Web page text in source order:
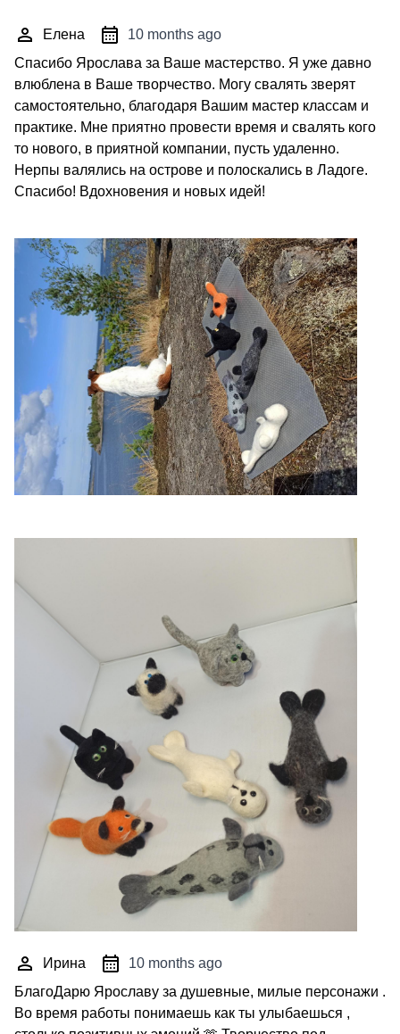
Елена
10 months ago
Спасибо Ярослава за Ваше мастерство. Я уже давно
влюблена в Ваше творчество. Могу свалять зверят
самостоятельно, благодаря Вашим мастер классам и
практике. Мне приятно провести время и свалять кого
то нового, в приятной компании, пусть удаленно.
Нерпы валялись на острове и полоскались в Ладоге.
Спасибо! Вдохновения и новых идей!
Ирина
10 months ago
БлагоДарю Ярославу за душевные, милые персонажи .
Во время работы понимаешь как ты улыбаешься ,